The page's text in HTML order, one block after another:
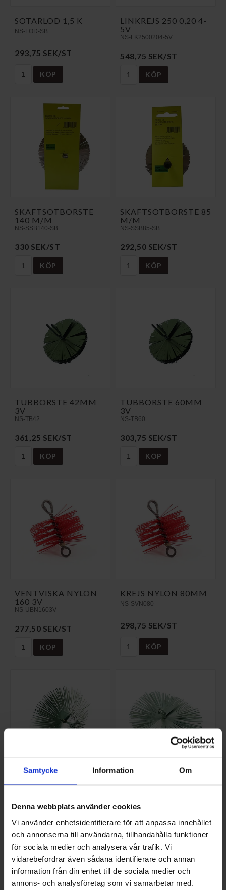
Samtycke Information Om
Denna webbplats använder cookies
Vi använder enhetsidentifierare för att anpassa innehållet
och annonserna till användarna, tillhandahålla funktioner
för sociala medier och analysera vår trafik. Vi
vidarebefordrar även sådana identifierare och annan
information från din enhet till de sociala medier och
annons- och analysföretag som vi samarbetar med.
SOTARLOD 1,5 K
NS-LOD-SB
293,75 SEK/ST
KÖP
LINKREJS 250 0,20 4-
5V
NS-LK2500204-5V
548,75 SEK/ST
KÖP
SKAFTSOTBORSTE
140 M/M
NS-SSB140-SB
330 SEK/ST
KÖP
SKAFTSOTBORSTE 85
M/M
NS-SSB85-SB
292,50 SEK/ST
KÖP
TUBBORSTE 42MM
3V
NS-TB42
361,25 SEK/ST
KÖP
TUBBORSTE 60MM
3V
NS-TB60
303,75 SEK/ST
KÖP
VENTVISKA NYLON
160 3V
NS-UBN1603V
277,50 SEK/ST
KÖP
KREJS NYLON 80MM
NS-SVN080
298,75 SEK/ST
KÖP
LINKREJS 230 0,15 3V
KÖP
668,75 SEK/ST
KÖP